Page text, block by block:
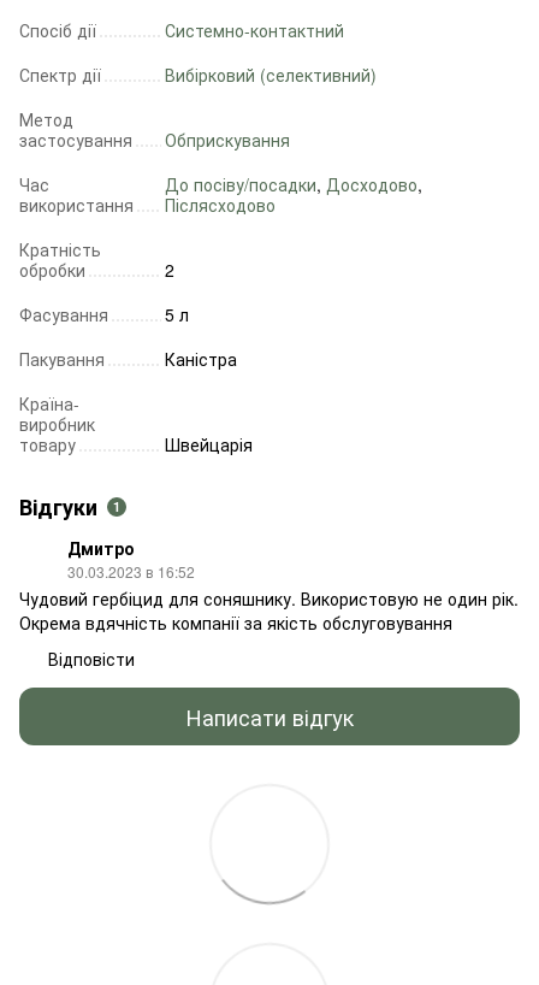
Спосіб дії
Системно-контактний
Спектр дії
Вибірковий (селективний)
Метод
застосування
Обприскування
Час
використання
До посіву/посадки, Досходово,
Післясходово
Кратність
обробки
2
Фасування
5 л
Пакування
Каністра
Країна-
виробник
товару
Швейцарія
Відгуки 1
Дмитро
30.03.2023 в 16:52
Чудовий гербіцид для соняшнику. Використовую не один рік.
Окрема вдячність компанії за якість обслуговування
Відповісти
Написати відгук